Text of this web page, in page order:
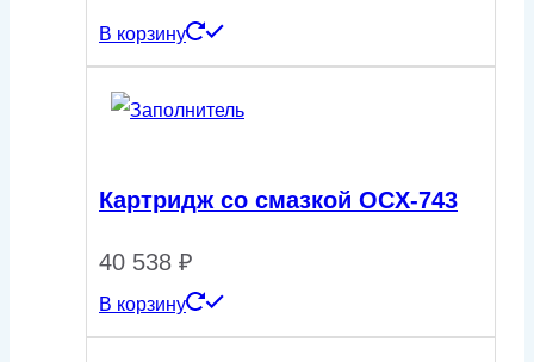
В корзину
Картридж со смазкой OCX-743
40 538 ₽
В корзину